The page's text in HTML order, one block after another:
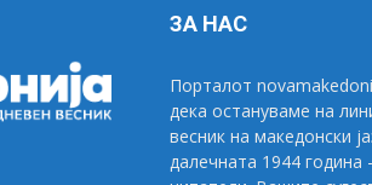
ЗА НАС
Порталот
дека остануваме на
весник на македонски
далечната 1944